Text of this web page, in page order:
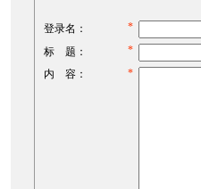
登录名： *
标 题：
*
内 容：
*